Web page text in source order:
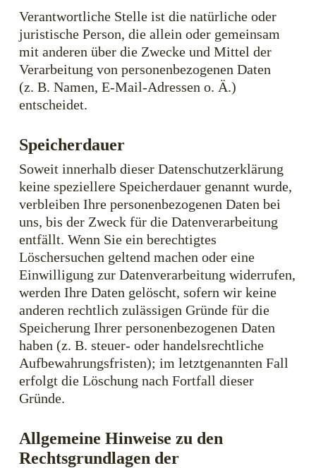
Verantwortliche Stelle ist die natürliche oder
juristische Person, die allein oder gemeinsam
mit anderen über die Zwecke und Mittel der
Verarbeitung von personenbezogenen Daten
(z. B. Namen, E-Mail-Adressen o. Ä.)
entscheidet.
Speicherdauer
Soweit innerhalb dieser Datenschutzerklärung
keine speziellere Speicherdauer genannt wurde,
verbleiben Ihre personenbezogenen Daten bei
uns, bis der Zweck für die Datenverarbeitung
entfällt. Wenn Sie ein berechtigtes
Löschersuchen geltend machen oder eine
Einwilligung zur Datenverarbeitung widerrufen,
werden Ihre Daten gelöscht, sofern wir keine
anderen rechtlich zulässigen Gründe für die
Speicherung Ihrer personenbezogenen Daten
haben (z. B. steuer- oder handelsrechtliche
Aufbewahrungsfristen); im letztgenannten Fall
erfolgt die Löschung nach Fortfall dieser
Gründe.
Allgemeine Hinweise zu den
Rechtsgrundlagen der